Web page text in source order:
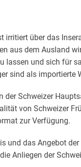
irritiert über das
aus dem Ausland
lassen und sich für
sind als importierte
der Schweizer
von Schweizer
zur Verfügung.
und das Angebot
Anliegen der